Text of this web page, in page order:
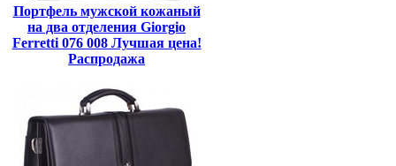
Портфель мужской кожаный
на два отделения Giorgio
Ferretti 076 008 Лучшая цена!
Распродажа